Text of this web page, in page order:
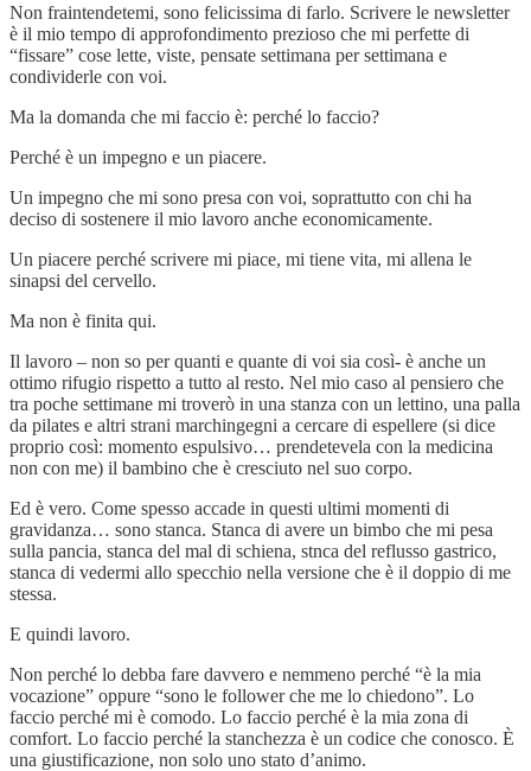
Non fraintendetemi, sono felicissima di farlo. Scrivere le newsletter
è il mio tempo di approfondimento prezioso che mi perfette di
“fissare” cose lette, viste, pensate settimana per settimana e
condividerle con voi.
Ma la domanda che mi faccio è: perché lo faccio?
Perché è un impegno e un piacere.
Un impegno che mi sono presa con voi, soprattutto con chi ha
deciso di sostenere il mio lavoro anche economicamente.
Un piacere perché scrivere mi piace, mi tiene vita, mi allena le
sinapsi del cervello.
Ma non è finita qui.
Il lavoro – non so per quanti e quante di voi sia così- è anche un
ottimo rifugio rispetto a tutto al resto. Nel mio caso al pensiero che
tra poche settimane mi troverò in una stanza con un lettino, una palla
da pilates e altri strani marchingegni a cercare di espellere (si dice
proprio così: momento espulsivo… prendetevela con la medicina
non con me) il bambino che è cresciuto nel suo corpo.
Ed è vero. Come spesso accade in questi ultimi momenti di
gravidanza… sono stanca. Stanca di avere un bimbo che mi pesa
sulla pancia, stanca del mal di schiena, stnca del reflusso gastrico,
stanca di vedermi allo specchio nella versione che è il doppio di me
stessa.
E quindi lavoro.
Non perché lo debba fare davvero e nemmeno perché “è la mia
vocazione” oppure “sono le follower che me lo chiedono”. Lo
faccio perché mi è comodo. Lo faccio perché è la mia zona di
comfort. Lo faccio perché la stanchezza è un codice che conosco. È
una giustificazione, non solo uno stato d’animo.